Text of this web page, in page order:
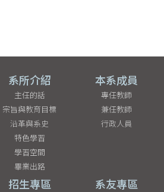
系所介紹
主任的話
宗旨與教育目標
沿革與系史
特色學習
學習空間
畢業出路
本系成員
專任教師
兼任教師
行政人員
招生專區 系友專區